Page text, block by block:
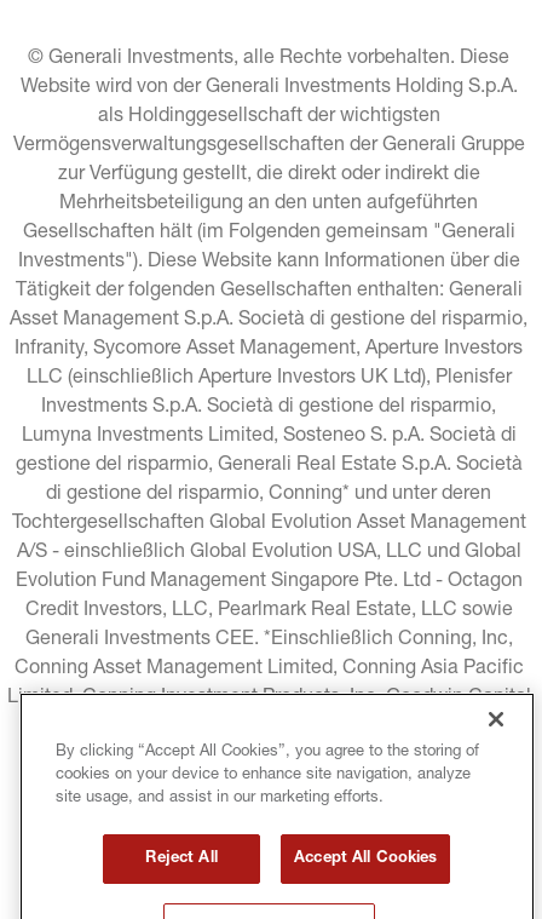
© Generali Investments, alle Rechte vorbehalten. Diese
Website wird von der Generali Investments Holding S.p.A.
als Holdinggesellschaft der wichtigsten
Vermögensverwaltungsgesellschaften der Generali Gruppe
zur Verfügung gestellt, die direkt oder indirekt die
Mehrheitsbeteiligung an den unten aufgeführten
Gesellschaften hält (im Folgenden gemeinsam "Generali
Investments"). Diese Website kann Informationen über die
Tätigkeit der folgenden Gesellschaften enthalten: Generali
Asset Management S.p.A. Società di gestione del risparmio,
Infranity, Sycomore Asset Management, Aperture Investors
LLC (einschließlich Aperture Investors UK Ltd), Plenisfer
Investments S.p.A. Società di gestione del risparmio,
Lumyna Investments Limited, Sosteneo S. p.A. Società di
gestione del risparmio, Generali Real Estate S.p.A. Società
di gestione del risparmio, Conning* und unter deren
Tochtergesellschaften Global Evolution Asset Management
A/S - einschließlich Global Evolution USA, LLC und Global
Evolution Fund Management Singapore Pte. Ltd - Octagon
Credit Investors, LLC, Pearlmark Real Estate, LLC sowie
Generali Investments CEE. *Einschließlich Conning, Inc,
Conning Asset Management Limited, Conning Asia Pacific
Limited, Conning Investment Products, Inc, Goodwin Capital
RECHTLICHE HINWEISE COOKIE-RICHTLINIE
DATENSCHUTZRICHTLINIE
By clicking “Accept All Cookies”, you agree to the storing of
cookies on your device to enhance site navigation, analyze
site usage, and assist in our marketing efforts.
Reject All Accept All Cookies